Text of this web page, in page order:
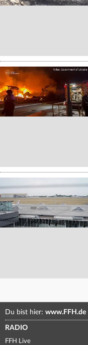
Du bist hier: www.FFH.de
RADIO
FFH Live